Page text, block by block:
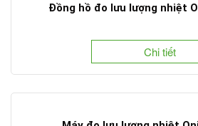
Đồng hồ đo lưu lượng nhiệt
Chi tiết